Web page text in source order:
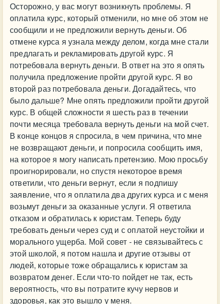
Осторожно, у вас могут возникнуть проблемы. Я
оплатила курс, который отменили, но мне об этом не
сообщили и не предложили вернуть деньги. Об
отмене курса я узнала между делом, когда мне стали
предлагать и рекламировать другой курс. Я
потребовала вернуть деньги. В ответ на это я опять
получила предложение пройти другой курс. Я во
второй раз потребовала деньги. Догадайтесь, что
было дальше? Мне опять предложили пройти другой
курс. В общей сложности я шесть раз в течении
почти месяца требовала вернуть деньги на мой счет.
В конце концов я спросила, в чем причина, что мне
не возвращают деньги, и попросила сообщить имя,
на которое я могу написать претензию. Мою просьбу
проигнорировали, но спустя некоторое время
ответили, что деньги вернут, если я подпишу
заявление, что я оплатила два других курса и с меня
возьмут деньги за оказанные услуги. Я ответила
отказом и обратилась к юристам. Теперь буду
требовать деньги через суд и с оплатой неустойки и
морального ущерба. Мой совет - не связывайтесь с
этой школой, я потом нашла и другие отзывы от
людей, которые тоже обращались к юристам за
возвратом денег. Если что-то пойдет не так, есть
вероятность, что вы потратите кучу нервов и
здоровья, как это вышло у меня.